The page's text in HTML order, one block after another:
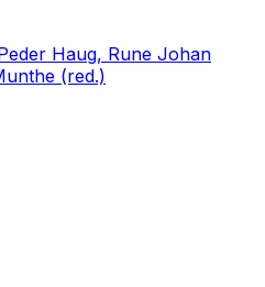
Haug, Rune Johan
(red.)